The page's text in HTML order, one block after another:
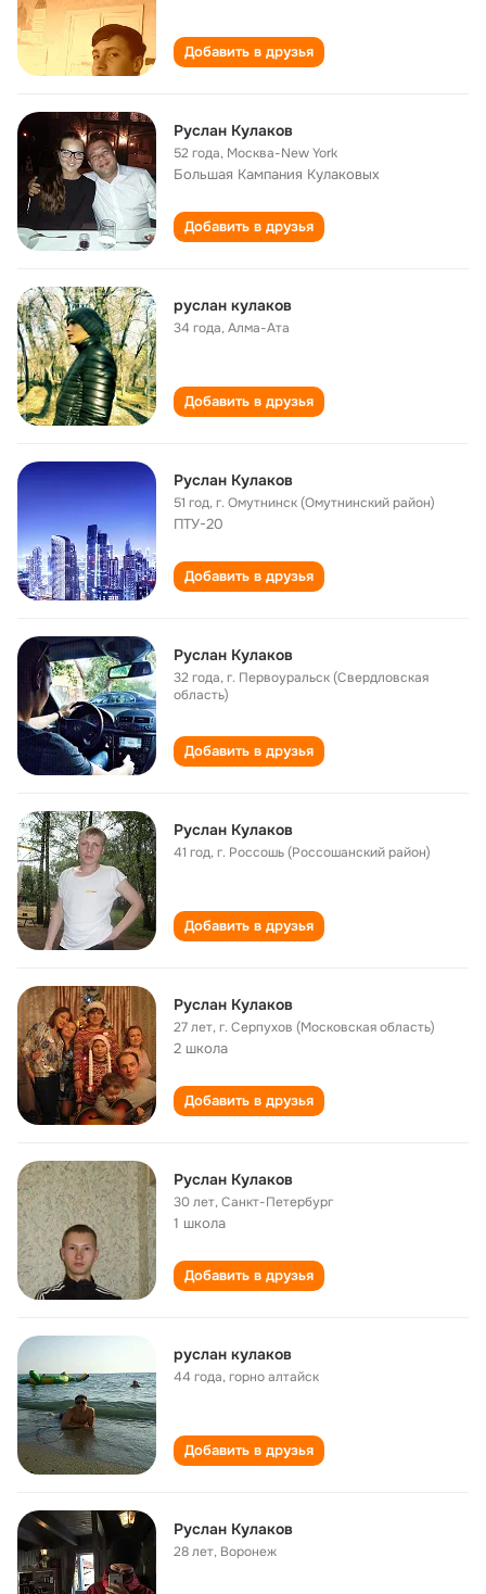
Добавить в друзья
Руслан Кулаков
52 года, Москва-New York
Большая Кампания Кулаковых
Добавить в друзья
руслан кулаков
34 года,Алма-Ата
Добавить в друзья
Руслан Кулаков
51 год,г. Омутнинск (Омутнинский район)
ПТУ-20
Добавить в друзья
Руслан Кулаков
32 года,г. Первоуральск (Свердловская
область)
Добавить в друзья
Руслан Кулаков
41 год,г. Россошь (Россошанский район)
Добавить в друзья
Руслан Кулаков
27 лет,г. Серпухов (Московская область)
2 школа
Добавить в друзья
Руслан Кулаков
30 лет,Санкт-Петербург
1 школа
Добавить в друзья
руслан кулаков
44 года,горно алтайск
Добавить в друзья
Руслан Кулаков
28 лет, Воронеж